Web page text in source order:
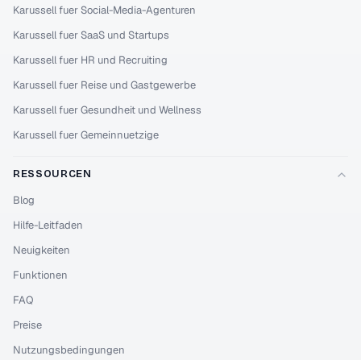
Karussell fuer Social-Media-Agenturen
Karussell fuer SaaS und Startups
Karussell fuer HR und Recruiting
Karussell fuer Reise und Gastgewerbe
Karussell fuer Gesundheit und Wellness
Karussell fuer Gemeinnuetzige
RESSOURCEN
Blog
Hilfe-Leitfaden
Neuigkeiten
Funktionen
FAQ
Preise
Nutzungsbedingungen